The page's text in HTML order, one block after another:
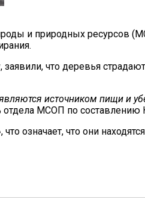
и природных ресурсов
что деревья
источником пищи и
отдела МСОП по составлению
означает, что они